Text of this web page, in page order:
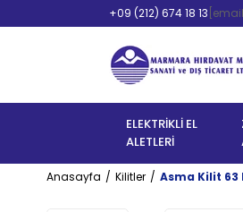
+09 (212) 674 18 13
ELEKTRİKLİ EL
ALETLERİ
Anasayfa Kilitler Asma Kilit 63